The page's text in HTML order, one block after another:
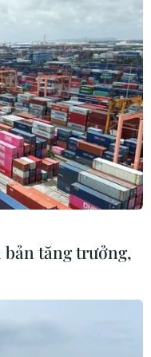
Tây Nguyên vẫn ồ
tục giảm sâu xuống chỉ còn
tỉnh Tây Nguyên vẫn ồ ạt
tăng trưởng,